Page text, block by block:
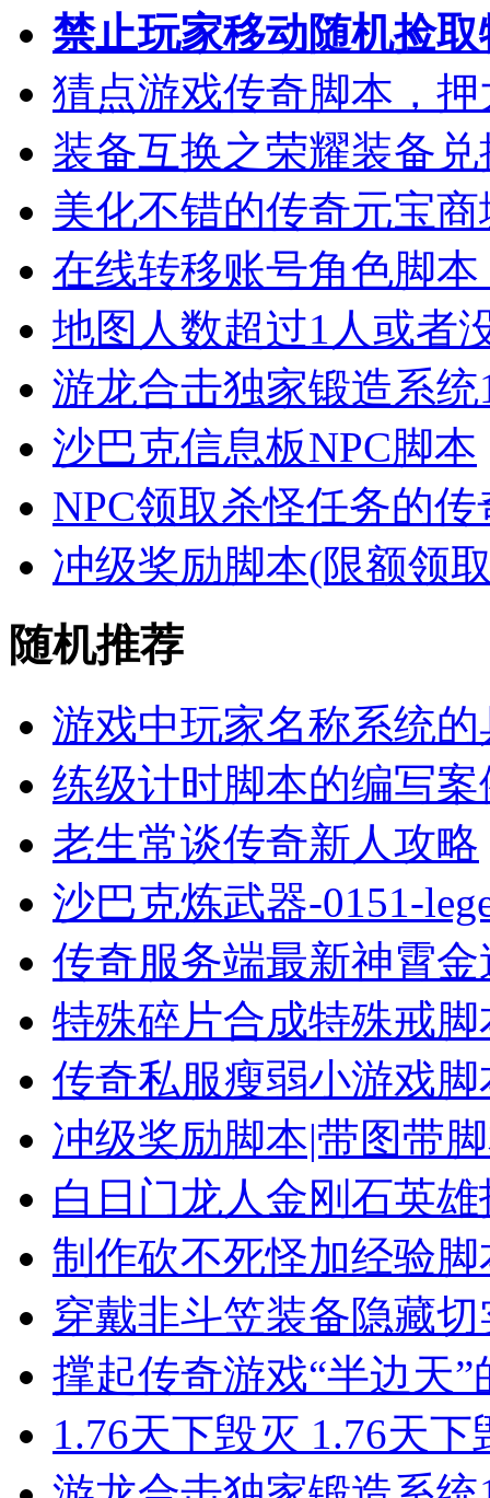
禁止玩家移动随机捡
猜点游戏传奇脚本，
装备互换之荣耀装备
美化不错的传奇元宝
在线转移账号角色脚
地图人数超过1人或者
游龙合击独家锻造系
沙巴克信息板NPC脚本
NPC领取杀怪任务的
冲级奖励脚本(限额领
随机推荐
游戏中玩家名称系统
练级计时脚本的编写
老生常谈传奇新人攻略
沙巴克炼武器-0151-
传奇服务端最新神霄
特殊碎片合成特殊戒
传奇私服瘦弱小游戏
冲级奖励脚本|带图带
白日门龙人金刚石英
制作砍不死怪加经验
穿戴非斗笠装备隐藏
撑起传奇游戏“半边天
1.76天下毁灭 1.76天